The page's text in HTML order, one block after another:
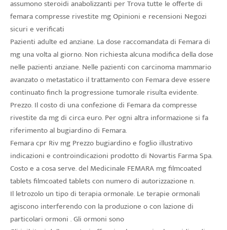
assumono steroidi anabolizzanti per Trova tutte le offerte di
femara compresse rivestite mg Opinioni e recensioni Negozi
sicuri e verificati
Pazienti adulte ed anziane. La dose raccomandata di Femara di
mg una volta al giorno. Non richiesta alcuna modifica della dose
nelle pazienti anziane. Nelle pazienti con carcinoma mammario
avanzato o metastatico il trattamento con Femara deve essere
continuato finch la progressione tumorale risulta evidente.
Prezzo. Il costo di una confezione di Femara da compresse
rivestite da mg di circa euro. Per ogni altra informazione si fa
riferimento al bugiardino di Femara.
Femara cpr Riv mg Prezzo bugiardino e foglio illustrativo
indicazioni e controindicazioni prodotto di Novartis Farma Spa.
Costo e a cosa serve. del Medicinale FEMARA mg filmcoated
tablets filmcoated tablets con numero di autorizzazione n.
Il letrozolo un tipo di terapia ormonale. Le terapie ormonali
agiscono interferendo con la produzione o con lazione di
particolari ormoni . Gli ormoni sono